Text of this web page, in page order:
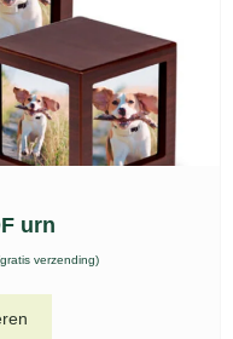
urn
verzending)